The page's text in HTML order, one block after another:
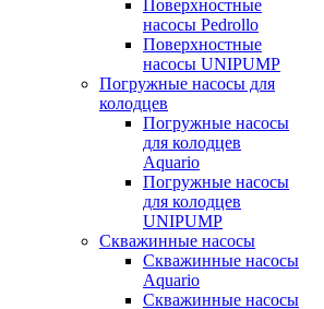
Поверхностные
насосы Pedrollo
Поверхностные
насосы UNIPUMP
Погружные насосы для
колодцев
Погружные насосы
для колодцев
Aquario
Погружные насосы
для колодцев
UNIPUMP
Скважинные насосы
Скважинные насосы
Aquario
Скважинные насосы